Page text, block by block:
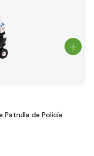
Patrulla de Policía